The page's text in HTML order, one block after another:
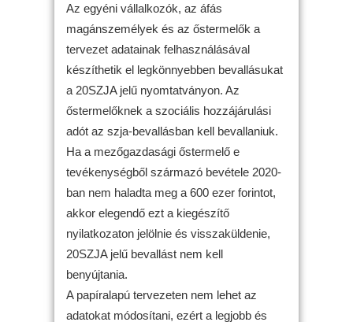
Az egyéni vállalkozók, az áfás
magánszemélyek és az őstermelők a
tervezet adatainak felhasználásával
készíthetik el legkönnyebben bevallásukat
a 20SZJA jelű nyomtatványon. Az
őstermelőknek a szociális hozzájárulási
adót az szja-bevallásban kell bevallaniuk.
Ha a mezőgazdasági őstermelő e
tevékenységből származó bevétele 2020-
ban nem haladta meg a 600 ezer forintot,
akkor elegendő ezt a kiegészítő
nyilatkozaton jelölnie és visszaküldenie,
20SZJA jelű bevallást nem kell
benyújtania.
A papíralapú tervezeten nem lehet az
adatokat módosítani, ezért a legjobb és